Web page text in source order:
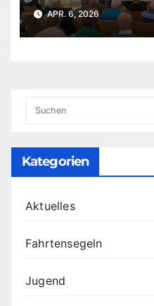
APR. 6, 2026
Kategorien
Aktuelles
Fahrtensegeln
Jugend